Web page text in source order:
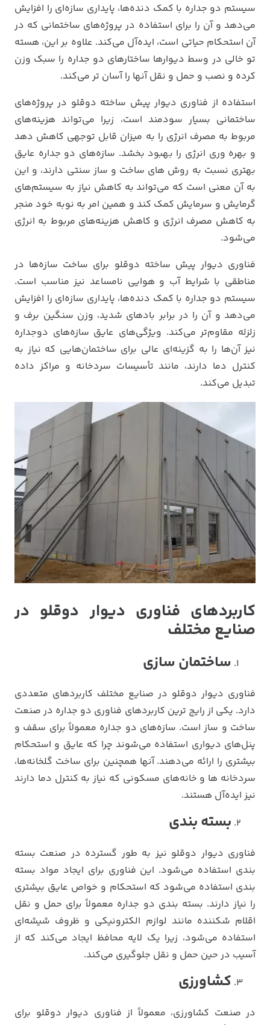
سیستم دو جداره با کمک دنده‌ها، پایداری سازه‌ای را افزایش
می‌دهد و آن را برای استفاده در پروژه‌های ساختمانی که در
آن استحکام حیاتی است، ایده‌آل می‌کند. علاوه بر این، هسته
تو خالی در وسط دیوارها ساختارهای دو جداره را سبک وزن
کرده و نصب و حمل و نقل آنها را آسان تر می‌کند.
استفاده از فناوری دیوار پیش ساخته دوقلو در پروژه‌های
ساختمانی بسیار سودمند است، زیرا می‌تواند هزینه‌های
مربوط به مصرف انرژی را به میزان قابل توجهی کاهش دهد
و بهره وری انرژی را بهبود بخشد. سازه‌های دو جداره عایق
بهتری نسبت به روش های ساخت و ساز سنتی دارند، و این
به آن معنی است که می‌تواند به کاهش نیاز به سیستم‌های
گرمایش و سرمایش کمک کند و همین امر به نوبه خود منجر
به کاهش مصرف انرژی و کاهش هزینه‌های مربوط به انرژی
می‌شود.
فناوری دیوار پیش ساخته دوقلو برای ساخت سازه‌ها در
مناطقی با شرایط آب و هوایی نامساعد نیز مناسب است.
سیستم دو جداره با کمک دنده‌ها، پایداری سازه‌ای را افزایش
می‌دهد و آن را در برابر بادهای شدید، وزن سنگین برف و
زلزله مقاوم‌تر می‌کند. ویژگی‌های عایق سازه‌های دوجداره
نیز آن‌ها را به گزینه‌ای عالی برای ساختمان‌هایی که نیاز به
کنترل دما دارند، مانند تأسیسات سردخانه و مراکز داده
تبدیل می‌کند.
کاربردهای فناوری دیوار دوقلو در
صنایع مختلف
ساختمان سازی
فناوری دیوار دوقلو در صنایع مختلف کاربردهای متعددی
دارد. یکی از رایج ترین کاربردهای فناوری دو جداره در صنعت
ساخت و ساز است. سازه‌های دو جداره معمولاً برای سقف و
پنل‌های دیواری استفاده می‌شوند چرا که عایق و استحکام
بیشتری را ارائه می‌دهند. آنها همچنین برای ساخت گلخانه‌ها،
سردخانه ها و خانه‌های مسکونی که نیاز به کنترل دما دارند
نیز ایده‌آل هستند.
بسته بندی
فناوری دیوار دوقلو نیز به طور گسترده در صنعت بسته
بندی استفاده می‌شود. این فناوری برای ایجاد مواد بسته
بندی استفاده می‌شود که استحکام و خواص عایق بیشتری
را نیاز دارند. بسته بندی دو جداره معمولاً برای حمل و نقل
اقلام شکننده مانند لوازم الکترونیکی و ظروف شیشه‌ای
استفاده می‌شود، زیرا یک لایه محافظ ایجاد می‌کند که از
آسیب در حین حمل و نقل جلوگیری می‌کند.
کشاورزی
در صنعت کشاورزی، معمولاً از فناوری دیوار دوقلو برای